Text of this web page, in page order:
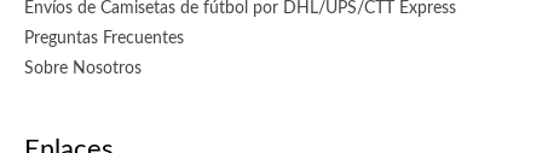
Envíos de Camisetas de fútbol por DHL/UPS/CTT Express
Preguntas Frecuentes
Sobre Nosotros